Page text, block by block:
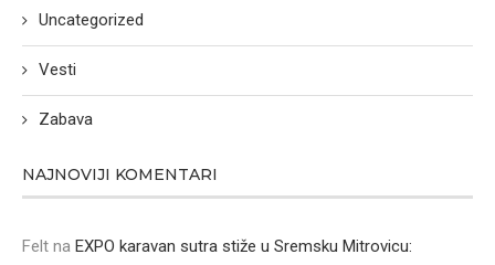
Uncategorized
Vesti
Zabava
NAJNOVIJI KOMENTARI
Felt na EXPO karavan sutra stiže u Sremsku Mitrovicu: